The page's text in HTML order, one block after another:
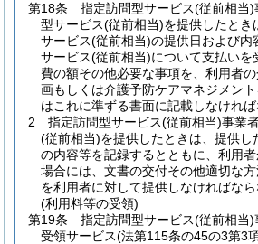
第18条
指定訪問型サービス(従前相当)
型サービス(従前相当)を提供したとき
サービス(従前相当)の提供日および内
サービス(従前相当)について支払いを
費の額その他必要な事項を、利用者
画もしくは介護予防ケアマネジメン
はこれに準ずる書面に記載しなければ
2
指定訪問型サービス(従前相当)事業
(従前相当)を提供したときは、提供し
の内容等を記録するとともに、利用
場合には、文書の交付その他適切な
を利用者に対して提供しなければなら
(利用料等の受領)
第19条
指定訪問型サービス(従前相当)
受領サービス(法第115条の45の3第3